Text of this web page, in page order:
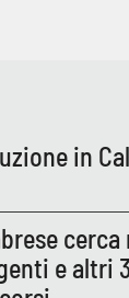
in
e altri